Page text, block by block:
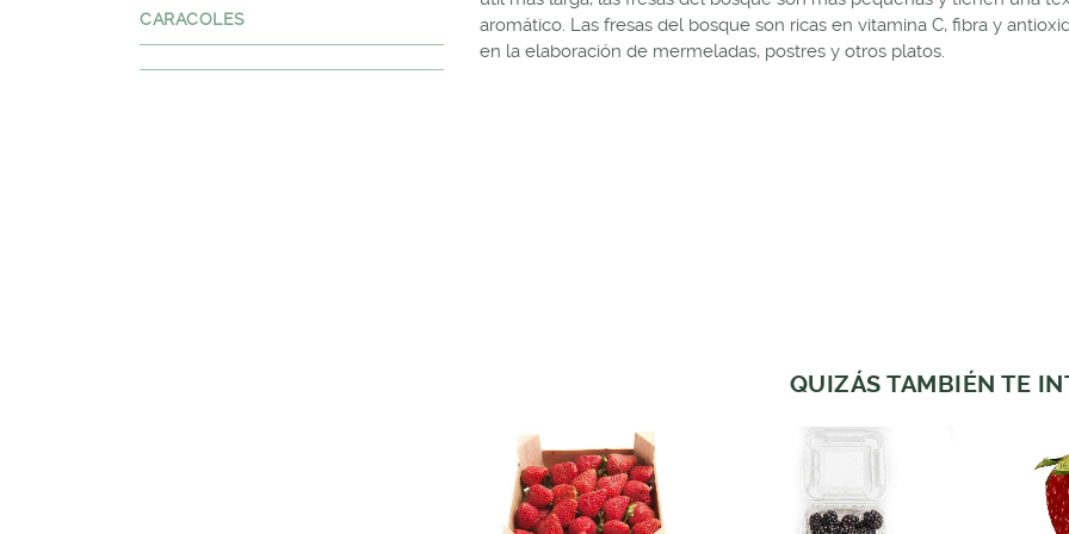
CARACOLES
aromático. Las fresas del bosque son ricas en vitamina C, fibra y
en la elaboración de mermeladas, postres y otros platos.
QUIZÁS TAMBIÉN TE